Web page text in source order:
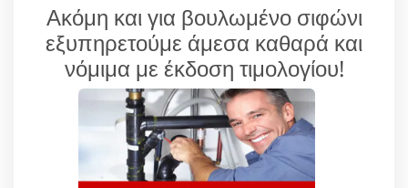
Ακόμη και για βουλωμένο σιφώνι
εξυπηρετούμε άμεσα καθαρά και
νόμιμα με έκδοση τιμολογίου!